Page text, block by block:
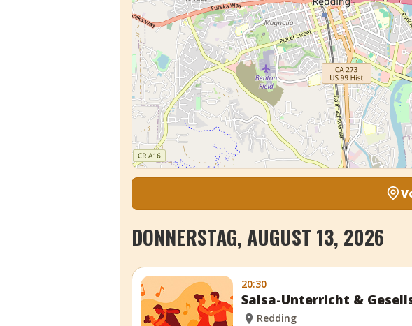
DONNERSTAG, AUGUST 13, 2026
20:30
Salsa-Unterricht &
Redding